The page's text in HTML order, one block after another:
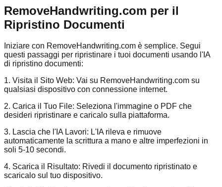
RemoveHandwriting.com per il
Ripristino Documenti
Iniziare con RemoveHandwriting.com è semplice. Segui
questi passaggi per ripristinare i tuoi documenti usando l'IA
di ripristino documenti:
1. Visita il Sito Web: Vai su RemoveHandwriting.com su
qualsiasi dispositivo con connessione internet.
2. Carica il Tuo File: Seleziona l'immagine o PDF che
desideri ripristinare e caricalo sulla piattaforma.
3. Lascia che l'IA Lavori: L'IA rileva e rimuove
automaticamente la scrittura a mano e altre imperfezioni in
soli 5-10 secondi.
4. Scarica il Risultato: Rivedi il documento ripristinato e
scaricalo sul tuo dispositivo.